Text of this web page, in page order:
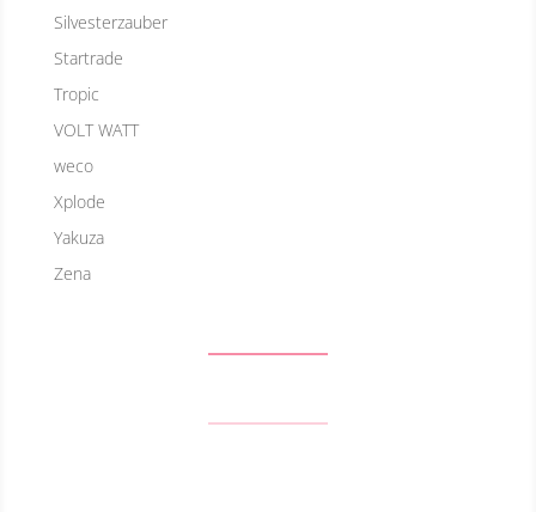
Silvesterzauber
Startrade
Tropic
VOLT WATT
weco
Xplode
Yakuza
Zena